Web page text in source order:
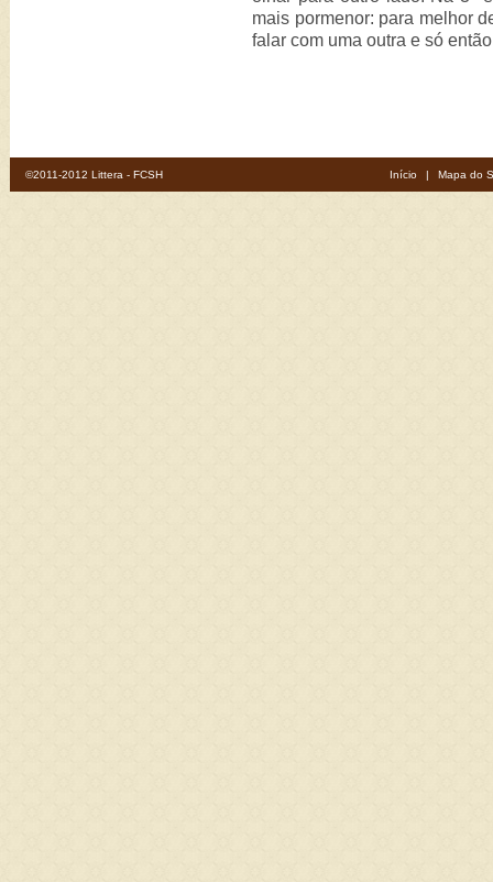
mais pormenor: para melhor
falar com uma outra e só
©2011-2012 Littera - FCSH Início | Mapa do